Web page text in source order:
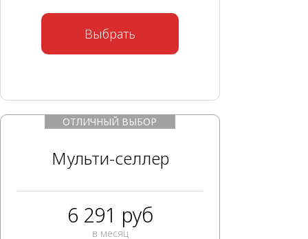
Выбрать
ОТЛИЧНЫЙ ВЫБОР
Мульти-селлер
6 291 руб
в месяц